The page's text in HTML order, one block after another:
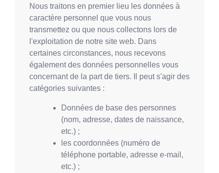
Nous traitons en premier lieu les données à
caractère personnel que vous nous
transmettez ou que nous collectons lors de
l'exploitation de notre site web. Dans
certaines circonstances, nous recevons
également des données personnelles vous
concernant de la part de tiers. Il peut s'agir des
catégories suivantes :
Données de base des personnes
(nom, adresse, dates de naissance,
etc.) ;
les coordonnées (numéro de
téléphone portable, adresse e-mail,
etc.) ;